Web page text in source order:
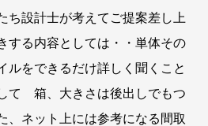
ち設計士が考えてご提案差し上
る内容としては・・単体その
ルをできるだけ詳しく聞くこと
て 箱、大きさは後出しでもつ
、ネット上には参考になる間取